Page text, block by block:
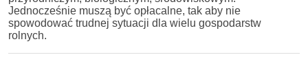
Jednocześnie muszą być opłacalne, tak aby nie
spowodować trudnej sytuacji dla wielu gospodarstw
rolnych.